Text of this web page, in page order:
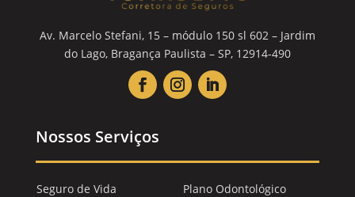
Av. Marcelo Stefani, 15 – módulo 150 sl 602 – Jardim
do Lago, Bragança Paulista – SP, 12914-490
Nossos Serviços
Seguro de Vida
Plano Odontológico